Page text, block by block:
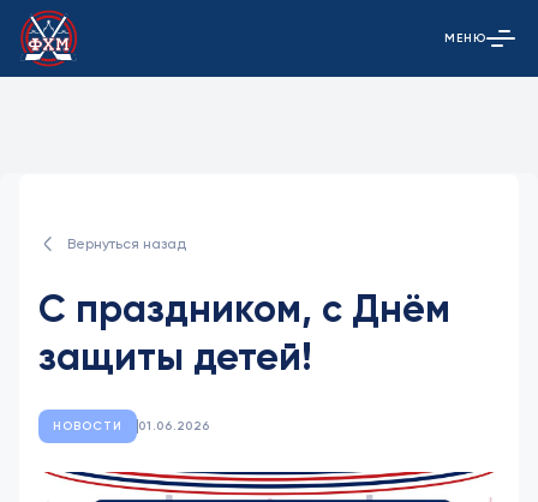
Открыть
МЕНЮ
Вернуться назад
С праздником, с Днём
защиты детей!
НОВОСТИ 01.06.2026